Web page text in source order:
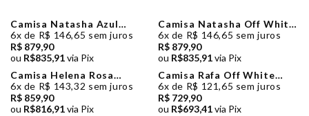
Camisa Natasha Azul
Denim Le Blog
6x de R$ 146,65 sem juros
R$ 879,90
ou R$835,91via Pix
Camisa Natasha Off White
Le Blog
6x de R$ 146,65 sem juros
R$ 879,90
ou R$835,91via Pix
Camisa Helena Rosa
Cloude
6x de R$ 143,32 sem juros
R$ 859,90
ou R$816,91via Pix
Camisa Rafa Off White
Cloude
6x de R$ 121,65 sem juros
R$ 729,90
ou R$693,41via Pix